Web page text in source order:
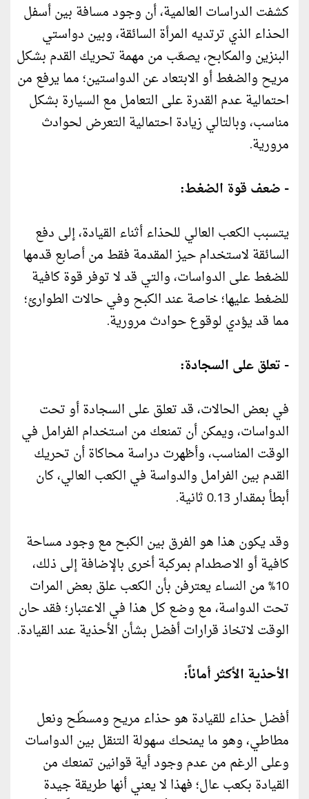
كشفت الدراسات العالمية، أن وجود مسافة بين أسفل
الحذاء الذي ترتديه المرأة السائقة، وبين دواستي
البنزين والمكابح، يصعّب من مهمة تحريك القدم بشكل
مريح والضغط أو الابتعاد عن الدواستين؛ مما يرفع من
احتمالية عدم القدرة على التعامل مع السيارة بشكل
مناسب، وبالتالي زيادة احتمالية التعرض لحوادث
مرورية.
- ضعف قوة الضغط:
يتسبب الكعب العالي للحذاء أثناء القيادة، إلى دفع
السائقة لاستخدام حيز المقدمة فقط من أصابع قدمها
للضغط على الدواسات، والتي قد لا توفر قوة كافية
للضغط عليها؛ خاصة عند الكبح وفي حالات الطوارئ؛
مما قد يؤدي لوقوع حوادث مرورية.
- تعلق على السجادة:
في بعض الحالات، قد تعلق على السجادة أو تحت
الدواسات، ويمكن أن تمنعك من استخدام الفرامل في
الوقت المناسب، وأظهرت دراسة محاكاة أن تحريك
القدم بين الفرامل والدواسة في الكعب العالي، كان
أبطأ بمقدار 0.13 ثانية.
وقد يكون هذا هو الفرق بين الكبح مع وجود مساحة
كافية أو الاصطدام بمركبة أخرى بالإضافة إلى ذلك،
10% من النساء يعترفن بأن الكعب علق بعض المرات
تحت الدواسة، مع وضع كل هذا في الاعتبار؛ فقد حان
الوقت لاتخاذ قرارات أفضل بشأن الأحذية عند القيادة.
الأحذية الأكثر أماناً:
أفضل حذاء للقيادة هو حذاء مريح ومسطّح ونعل
مطاطي، وهو ما يمنحك سهولة التنقل بين الدواسات
وعلى الرغم من عدم وجود أية قوانين تمنعك من
القيادة بكعب عال؛ فهذا لا يعني أنها طريقة جيدة